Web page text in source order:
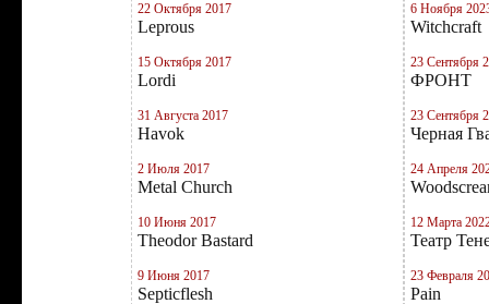
22 Октября 2017
Leprous
15 Октября 2017
Lordi
31 Августа 2017
Havok
2 Июля 2017
Metal Church
10 Июня 2017
Theodor Bastard
9 Июня 2017
Septicflesh
6 Ноября
Witchcraft
23 Сентября
ФРОНТ
23 Сентября
Черная
24 Апреля
12 Марта
Театр
23 Февраля
Pain